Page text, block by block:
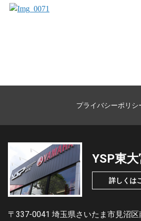
プライバシーポリシ
YSP東
詳しくは
〒337-0041 埼玉県さいたま市見沼